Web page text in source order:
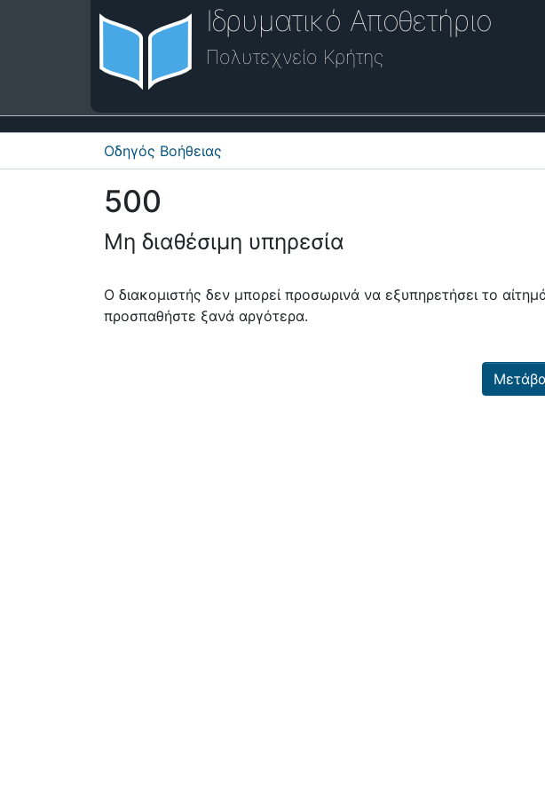
Ιδρυματικό Αποθετήριο
Πολυτεχνείο Κρήτης
Οδηγός Βοήθειας
500
Μη διαθέσιμη υπηρεσία
Ο διακομιστής δεν μπορεί προσωρινά να εξυπηρετήσει το
προσπαθήστε ξανά αργότερα.